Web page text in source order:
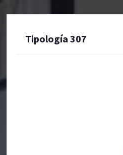
Tipología 307